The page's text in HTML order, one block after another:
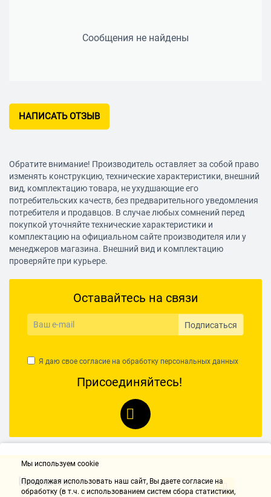
Сообщения не найдены
НАПИСАТЬ ОТЗЫВ
Обратите внимание! Производитель оставляет за собой право
изменять конструкцию, технические характеристики, внешний
вид, комплектацию товара, не ухудшающие его
потребительских качеств, без предварительного уведомления
потребителя и продавцов. В случае любых сомнений перед
покупкой уточняйте технические характеристики и
комплектацию на официальном сайте производителя или у
менеджеров магазина. Внешний вид и комплектацию
проверяйте при курьере.
Оставайтесь на связи
Подписаться
Я даю свое согласие на обработку персональных данных
Присоединяйтесь!
Контакты
Мы используем cookie
Продолжая использовать наш cайт, Вы даете согласие на
обработку (в т.ч. с использованием систем сбора статистики,